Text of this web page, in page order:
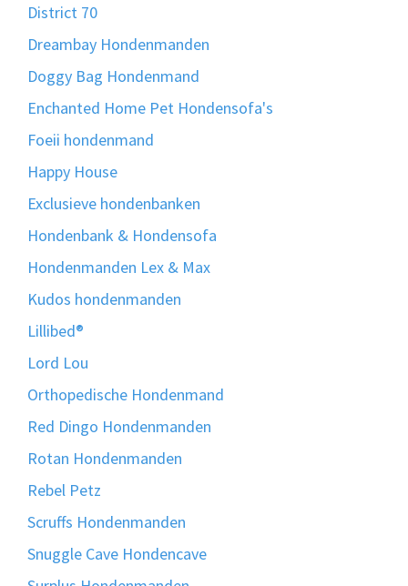
District 70
Dreambay Hondenmanden
Doggy Bag Hondenmand
Enchanted Home Pet Hondensofa's
Foeii hondenmand
Happy House
Exclusieve hondenbanken
Hondenbank & Hondensofa
Hondenmanden Lex & Max
Kudos hondenmanden
Lillibed®
Lord Lou
Orthopedische Hondenmand
Red Dingo Hondenmanden
Rotan Hondenmanden
Rebel Petz
Scruffs Hondenmanden
Snuggle Cave Hondencave